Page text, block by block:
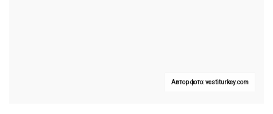
Автор фото: vestiturkey.com